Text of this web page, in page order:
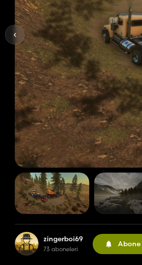
zingerboi69
73 aboneleri
Abone